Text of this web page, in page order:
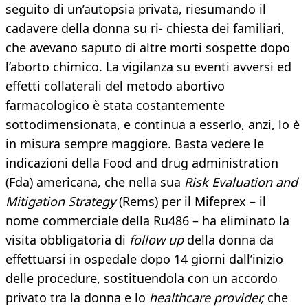
seguito di un’autopsia privata, riesumando il
cadavere della donna su ri- chiesta dei familiari,
che avevano saputo di altre morti sospette dopo
l’aborto chimico. La vigilanza su eventi avversi ed
effetti collaterali del metodo abortivo
farmacologico è stata costantemente
sottodimensionata, e continua a esserlo, anzi, lo è
in misura sempre maggiore. Basta vedere le
indicazioni della Food and drug administration
(Fda) americana, che nella sua Risk Evaluation and
Mitigation Strategy(Rems) per il Mifeprex – il
nome commerciale della Ru486 – ha eliminato la
visita obbligatoria di follow updella donna da
effettuarsi in ospedale dopo 14 giorni dall’inizio
delle procedure, sostituendola con un accordo
privato tra la donna e lo healthcare provider,che